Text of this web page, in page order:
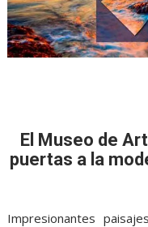
El Museo de
puertas a la
Impresionantes